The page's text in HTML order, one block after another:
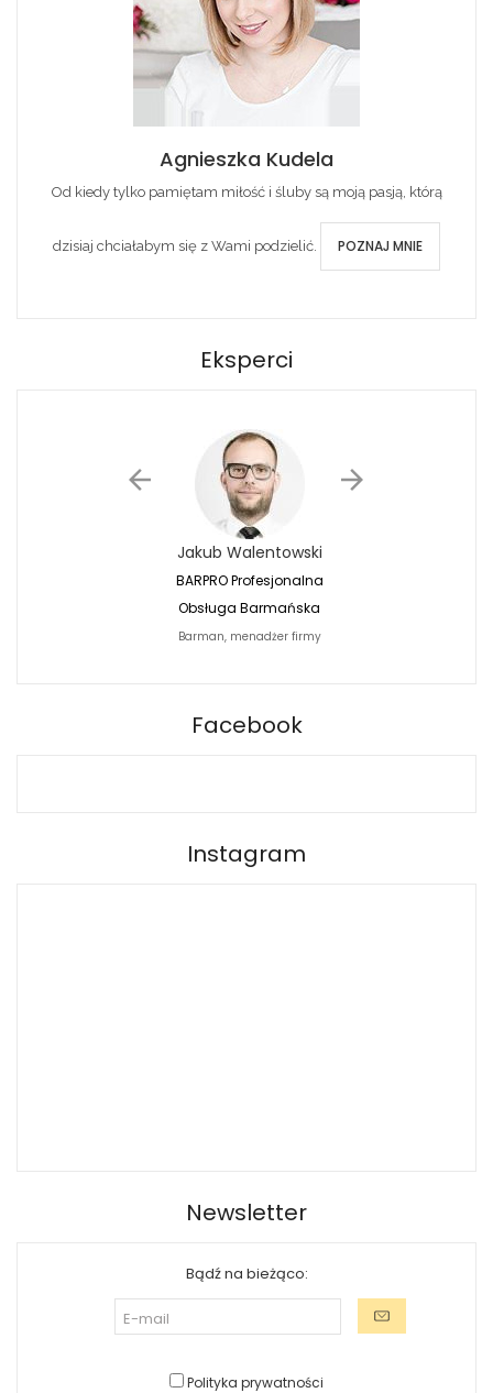
Agnieszka Kudela
Od kiedy tylko pamiętam miłość i śluby są moją pasją, którą
dzisiaj chciałabym się z Wami podzielić. POZNAJ MNIE
Eksperci
Jakub Walentowski
BARPRO Profesjonalna
Obsługa Barmańska
Barman, menadżer firmy
Facebook
Instagram
Newsletter
Bądź na bieżąco:
Polityka prywatności